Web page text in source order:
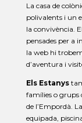
La casa de
polivalents i un
la convivència.
pensades per a
la web hi
d’aventura i
Els Estanys
famílies o grups
de l’Empordà.
equipada,